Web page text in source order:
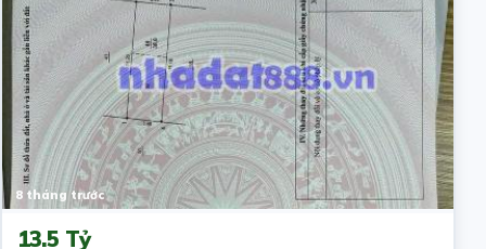
8 tháng trước
13.5 Tỷ